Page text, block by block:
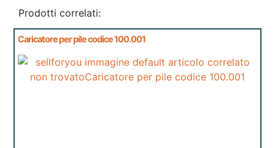
Prodotti correlati:
Caricatore per pile codice 100.001